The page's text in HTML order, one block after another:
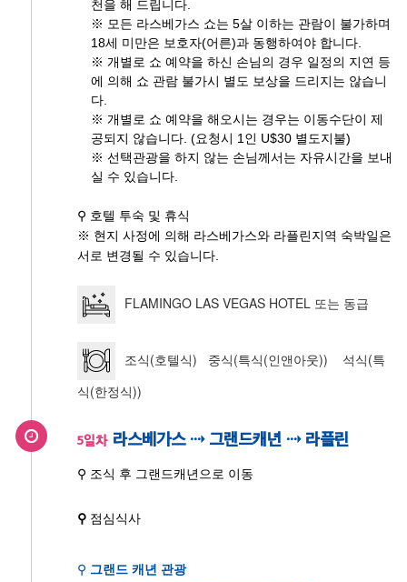
천을 해 드립니다.
※ 모든 라스베가스 쇼는 5살 이하는 관람이 불가하며
18세 미만은 보호자(어른)과 동행하여야 합니다.
※ 개별로 쇼 예약을 하신 손님의 경우 일정의 지연 등
에 의해 쇼 관람 불가시 별도 보상을 드리지는 않습니
다.
※ 개별로 쇼 예약을 해오시는 경우는 이동수단이 제
공되지 않습니다. (요청시 1인 U$30 별도지불)
※ 선택관광을 하지 않는 손님께서는 자유시간을 보내
실 수 있습니다.
⚲ 호텔 투숙 및 휴식
※ 현지 사정에 의해 라스베가스와 라플린지역 숙박일은
서로 변경될 수 있습니다.
FLAMINGO LAS VEGAS HOTEL 또는 동급
조식(호텔식) 중식(특식(인앤아웃)) 석식(특
식(한정식))
5일차 라스베가스 ⇢ 그랜드캐년 ⇢ 라플린
⚲ 조식 후 그랜드캐년으로 이동
⚲ 점심식사
⚲ 그랜드 캐년 관광